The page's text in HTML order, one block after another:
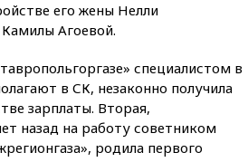
его жены Нелли
Агоевой.
специалистом в
в СК, незаконно получила
зарплаты. Вторая,
назад на работу советником
родила первого